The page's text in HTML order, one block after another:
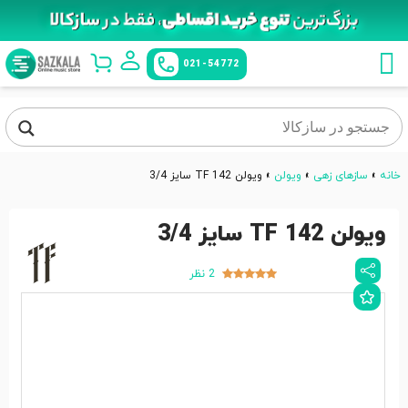
021-54772
خانه » سازهای زهی » ویولن » ویولن TF 142 سایز 3/4
ویولن TF 142 سایز 3/4
2 نظر